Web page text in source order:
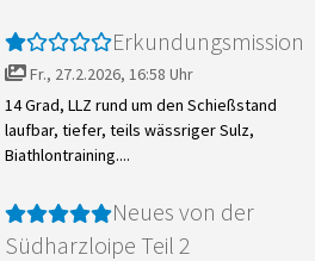
Erkundungsmission
Fr., 27.2.2026, 16:58 Uhr
14 Grad, LLZ rund um den Schießstand
laufbar, tiefer, teils wässriger Sulz,
Biathlontraining....
Neues von der
Südharzloipe Teil 2